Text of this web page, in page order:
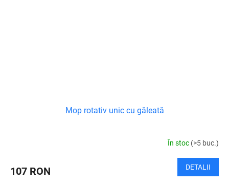
Mop rotativ unic cu găleată
În stoc (>5 buc.)
107 RON DETALII